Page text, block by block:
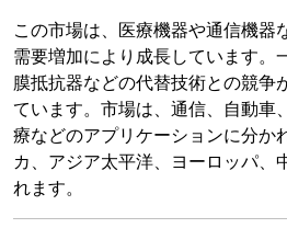
この市場は、医療機器や通信機器
需要増加により成長しています。
膜抵抗器などの代替技術との競争
ています。市場は、通信、自動車
療などのアプリケーションに分か
カ、アジア太平洋、ヨーロッパ、
れます。